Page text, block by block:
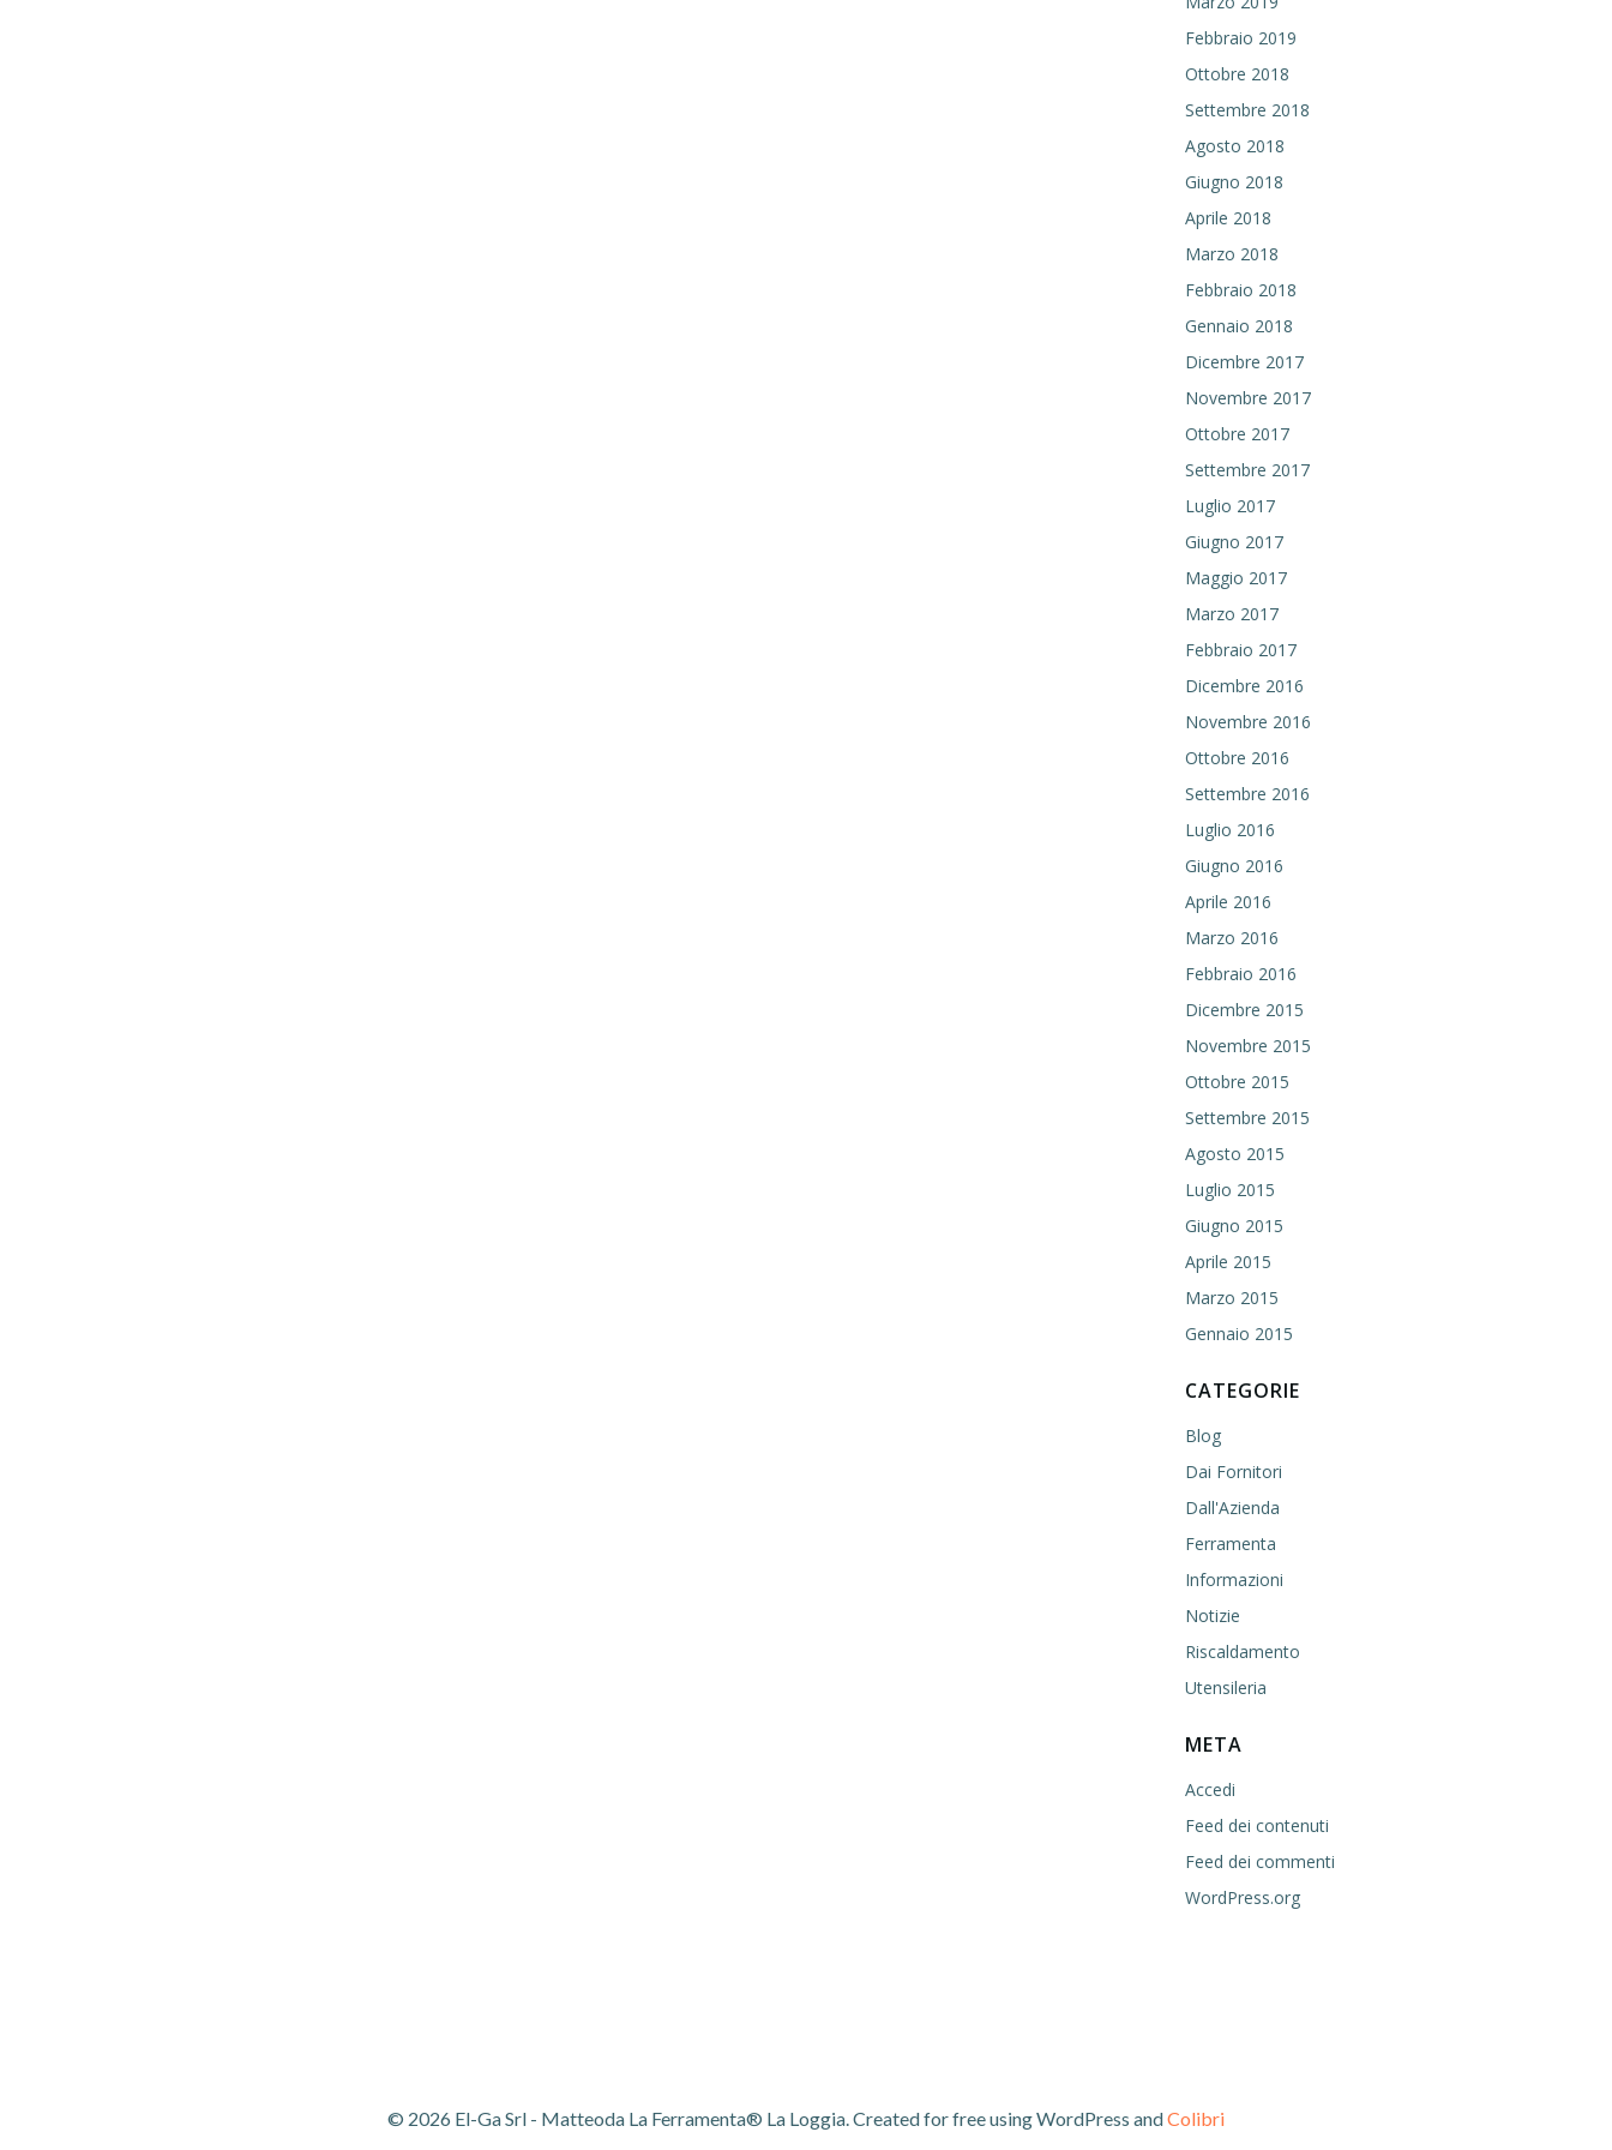
Febbraio 2019
Ottobre 2018
Settembre 2018
Agosto 2018
Giugno 2018
Aprile 2018
Marzo 2018
Febbraio 2018
Gennaio 2018
Dicembre 2017
Novembre 2017
Ottobre 2017
Settembre 2017
Luglio 2017
Giugno 2017
Maggio 2017
Marzo 2017
Febbraio 2017
Dicembre 2016
Novembre 2016
Ottobre 2016
Settembre 2016
Luglio 2016
Giugno 2016
Aprile 2016
Marzo 2016
Febbraio 2016
Dicembre 2015
Novembre 2015
Ottobre 2015
Settembre 2015
Agosto 2015
Luglio 2015
Giugno 2015
Aprile 2015
Marzo 2015
Gennaio 2015
CATEGORIE
Blog
Dai Fornitori
Dall'Azienda
Ferramenta
Informazioni
Notizie
Riscaldamento
Utensileria
META
Accedi
Feed dei contenuti
Feed dei commenti
WordPress.org
© 2026 El-Ga Srl - Matteoda La Ferramenta® La Loggia. Created for free using WordPress andColibri